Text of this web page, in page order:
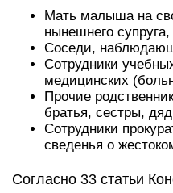
Мать малыша на
нынешнего
Соседи,
Сотрудники
медицинских
Прочие
братья, сестры,
Сотрудники
сведенья о
Согласно 33 статьи